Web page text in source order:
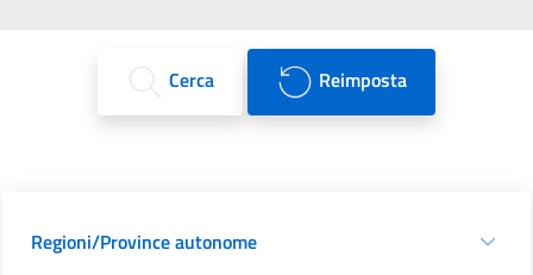
Cerca Reimposta
Regioni/Province autonome